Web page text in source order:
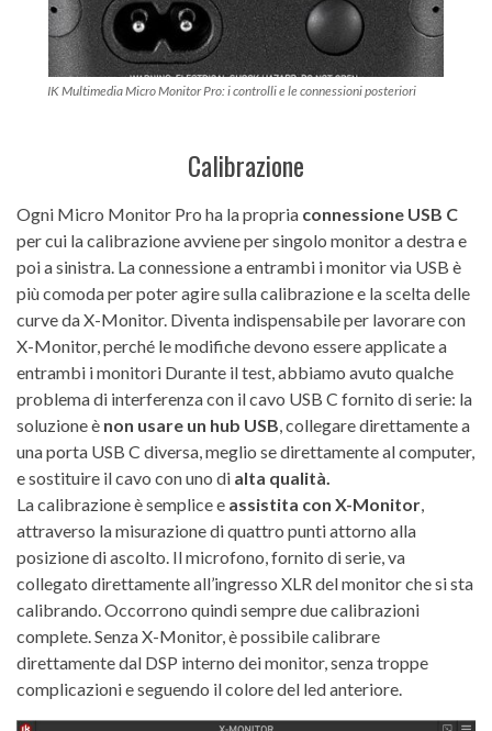
IK Multimedia Micro Monitor Pro: i controlli e le connessioni posteriori
Calibrazione
Ogni Micro Monitor Pro ha la propria connessione USB C
per cui la calibrazione avviene per singolo monitor a destra e
poi a sinistra. La connessione a entrambi i monitor via USB è
più comoda per poter agire sulla calibrazione e la scelta delle
curve da X-Monitor. Diventa indispensabile per lavorare con
X-Monitor, perché le modifiche devono essere applicate a
entrambi i monitori Durante il test, abbiamo avuto qualche
problema di interferenza con il cavo USB C fornito di serie: la
soluzione è non usare un hub USB , collegare direttamente a
una porta USB C diversa, meglio se direttamente al computer,
e sostituire il cavo con uno di alta qualità.
La calibrazione è semplice e assistita con X-Monitor
attraverso la misurazione di quattro punti attorno alla
posizione di ascolto. Il microfono, fornito di serie, va
collegato direttamente all’ingresso XLR del monitor che si sta
calibrando. Occorrono quindi sempre due calibrazioni
complete. Senza X-Monitor, è possibile calibrare
direttamente dal DSP interno dei monitor, senza troppe
complicazioni e seguendo il colore del led anteriore.